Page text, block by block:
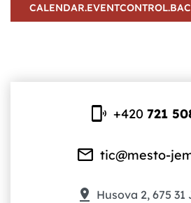
+420721
tic@mesto-
Husova 2, 675 31